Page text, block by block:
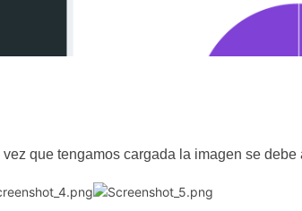
vez que tengamos cargada la imagen se